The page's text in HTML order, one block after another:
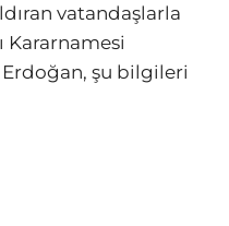
vatandaşlarla
Kararnamesi
Erdoğan, şu bilgileri